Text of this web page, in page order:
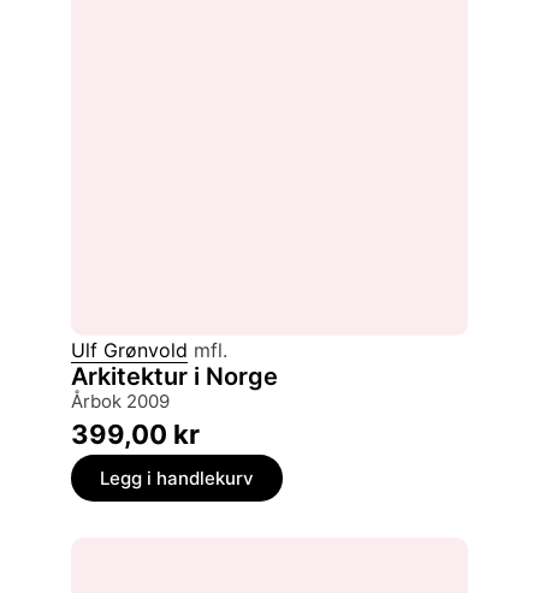
Ulf Grønvold mfl.
Arkitektur i Norge
årbok 2009
399,00 kr
Legg i handlekurv